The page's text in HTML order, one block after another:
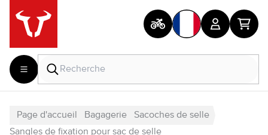
Page d'accueil Bagagerie
Sacoches de selle
Sangles de fixation pour sac de selle